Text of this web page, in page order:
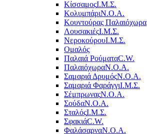
ΚίσσαμοςΙ.Μ.Σ.
ΚολυμπάριΝ.Ο.Α.
Κουντούρας Παλαιόχωρα
ΛουσακιέςΙ.Μ.Σ.
ΝεροκούρουΙ.Μ.Σ.
Ομαλός
Παλαιά ΡούματαC.W.
ΠαλαιόχωραΝ.Ο.Α.
Σαμαριά ΔρυμόςΝ.Ο.Α.
Σαμαριά ΦαράγγιΙ.Μ.Σ.
ΣέμπρωναςΝ.Ο.Α.
ΣούδαΝ.Ο.Α.
ΣταλόςΙ.Μ.Σ.
ΣφακιάC.W.
ΦαλάσαρναΝ.Ο.Α.